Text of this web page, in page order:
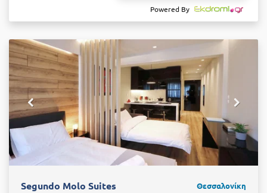
Powered By
Segundo Molo Suites Θεσσαλονίκη